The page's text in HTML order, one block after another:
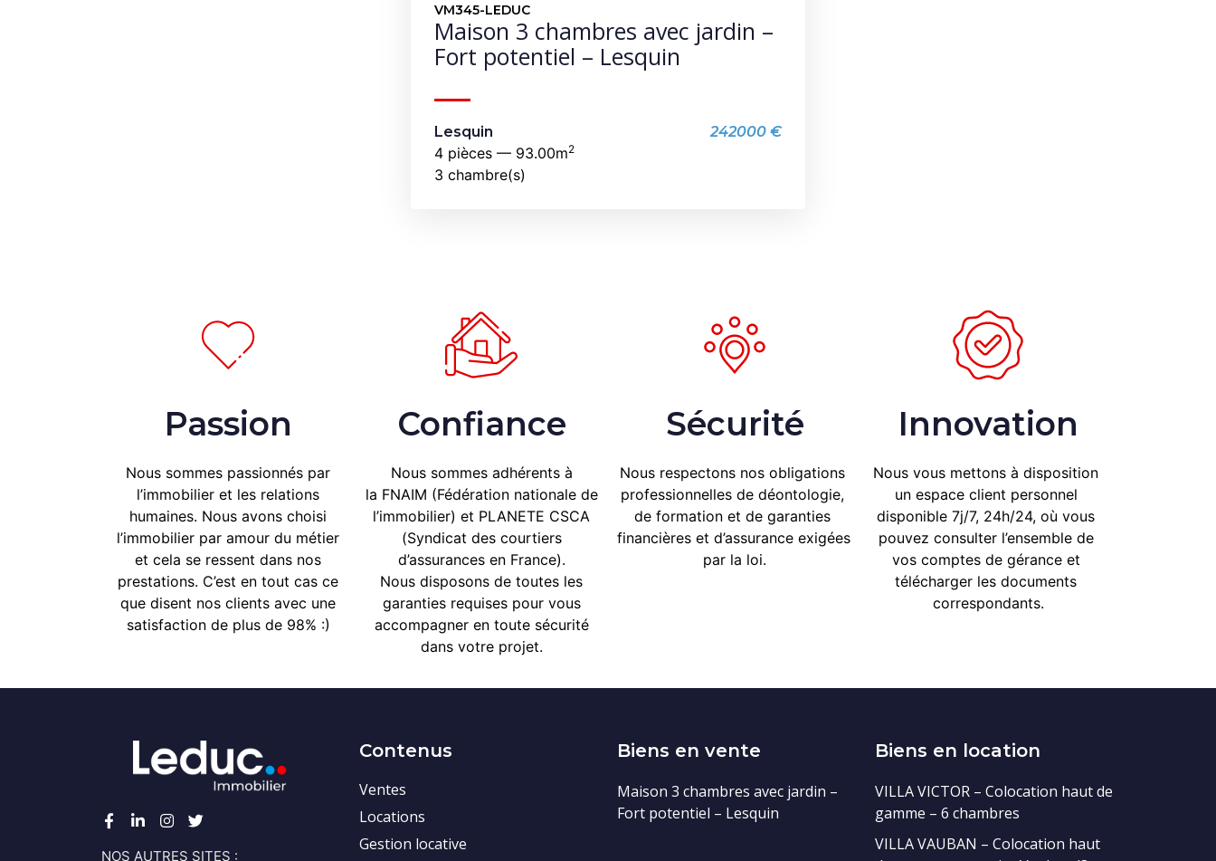
VM345-LEDUC
Maison 3 chambres avec jardin –
Fort potentiel – Lesquin
Lesquin 242000 €
4 pièces — 93.00m2
3 chambre(s)
Passion
Nous sommes passionnés par
l’immobilier et les relations
humaines. Nous avons choisi
l’immobilier par amour du métier
et cela se ressent dans nos
prestations. C’est en tout cas ce
que disent nos clients avec une
satisfaction de plus de 98% :)
Confiance
Nous sommes adhérents à
la FNAIM (Fédération nationale de
l’immobilier) et PLANETE CSCA
(Syndicat des courtiers
d’assurances en France).
Nous disposons de toutes les
garanties requises pour vous
accompagner en toute sécurité
dans votre projet.
Sécurité
Nous respectons nos obligations
professionnelles de déontologie,
de formation et de garanties
financières et d’assurance exigées
par la loi.
Innovation
Nous vous mettons à disposition
un espace client personnel
disponible 7j/7, 24h/24, où vous
pouvez consulter l’ensemble de
vos comptes de gérance et
télécharger les documents
correspondants.
NOS AUTRES SITES :
Contenus
Ventes
Locations
Gestion locative
Biens en vente
Maison 3 chambres avec jardin –
Fort potentiel – Lesquin
Biens en location
VILLA VICTOR – Colocation haut de
gamme – 6 chambres
VILLA VAUBAN – Colocation haut